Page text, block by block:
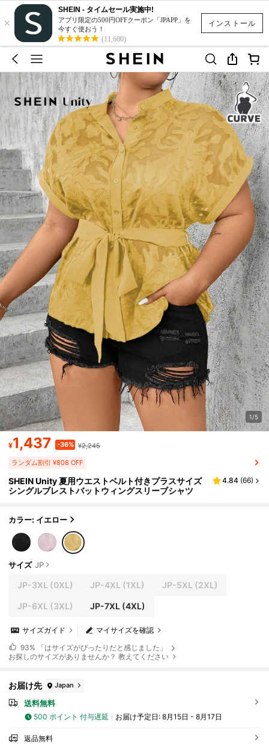
インストール
×
SHEIN - タイムセール実施中!
アプリ限定の500円OFFクーポン「JPAPP」を
今すぐ使おう！
(11,600)
1/5
¥1,437 -36% ¥2,245
ランダム割引 ¥808 OFF
SHEIN Unity 夏用ウエストベルト付きプラスサイズ
シングルブレストバットウィングスリーブシャツ
4.84 (66)
カラー: イエロー
サイズ JP
JP-3XL (0XL) JP-4XL (1XL) JP-5XL (2XL)
JP-6XL (3XL) JP-7XL (4XL)
マイサイズを確認
サイズガイド
93% 「はサイズがぴったりだと感じました」
お探しのサイズがありませんか？ 教えてください
お届け先 Japan
送料無料
500 ポイント 付与遅延 お届け予定日: 8月15日 - 8月17日
返品無料